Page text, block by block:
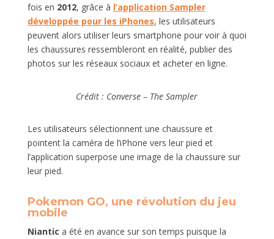
fois en 2012, grâce à l’application Sampler
développée pour les iPhones, les utilisateurs
peuvent alors utiliser leurs smartphone pour voir à quoi
les chaussures ressembleront en réalité, publier des
photos sur les réseaux sociaux et acheter en ligne.
Crédit : Converse – The Sampler
Les utilisateurs sélectionnent une chaussure et
pointent la caméra de l’iPhone vers leur pied et
l’application superpose une image de la chaussure sur
leur pied.
Pokemon GO, une révolution du jeu
mobile
Niantic a été en avance sur son temps puisque la